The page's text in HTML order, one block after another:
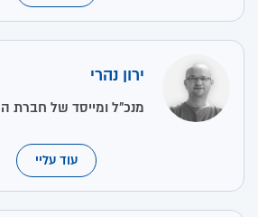
ירון נהרי
מנכ״ל ומייסד של חברת
עוד עליי